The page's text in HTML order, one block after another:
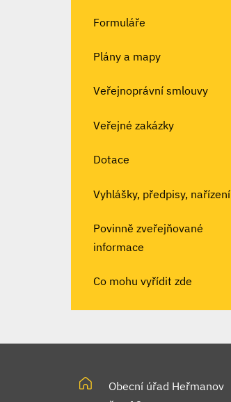
Formuláře
Plány a mapy
Veřejnoprávní smlouvy
Veřejné zakázky
Dotace
Vyhlášky, předpisy, nařízení
Povinně zveřejňované
informace
Co mohu vyřídit zde
Obecní úřad Heřmanov